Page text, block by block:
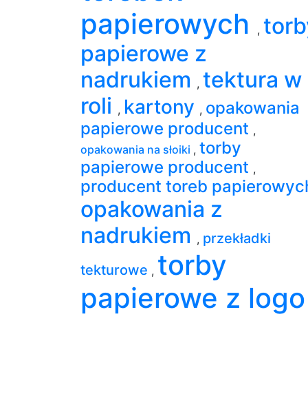
papierowych
,
papierowe z
nadrukiem , tektura w
roli , kartony , opakowania
papierowe producent ,
opakowania na słoiki , torby
papierowe producent ,
producent toreb
opakowania z
nadrukiem , przekładki
tekturowe , torby
papierowe z logo